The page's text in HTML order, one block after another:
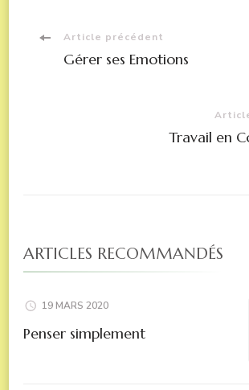
Navigation
Article précédent
Gérer ses Emotions
Travail en
ARTICLES RECOMMANDÉS
19 MARS 2020
Penser simplement